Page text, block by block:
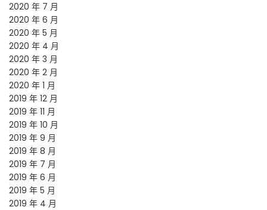
2020 年 7 月
2020 年 6 月
2020 年 5 月
2020 年 4 月
2020 年 3 月
2020 年 2 月
2020 年 1 月
2019 年 12 月
2019 年 11 月
2019 年 10 月
2019 年 9 月
2019 年 8 月
2019 年 7 月
2019 年 6 月
2019 年 5 月
2019 年 4 月